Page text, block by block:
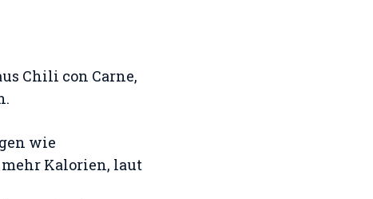
Chili con Carne,
wie
Kalorien, laut